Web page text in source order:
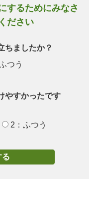
するためにみなさ
ださい
ちましたか？
つう
やすかったです
2：ふつう